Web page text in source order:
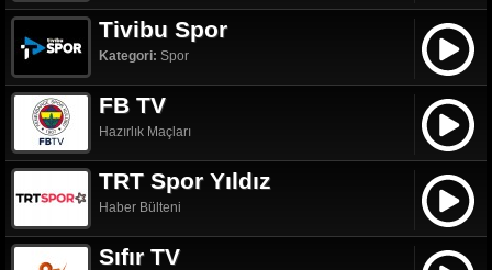
Tivibu Spor
Kategori: Spor
FB TV
Hazırlık Maçları
TRT Spor Yıldız
Haber Bülteni
Sıfır TV